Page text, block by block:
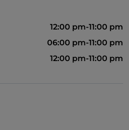
12:00 pm-11:00 pm
06:00 pm-11:00 pm
12:00 pm-11:00 pm